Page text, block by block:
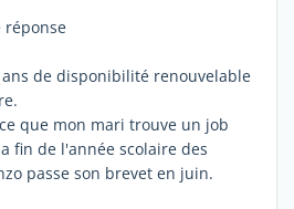
réponse
de disponibilité renouvelable
que mon mari trouve un job
fin de l'année scolaire des
passe son brevet en juin.